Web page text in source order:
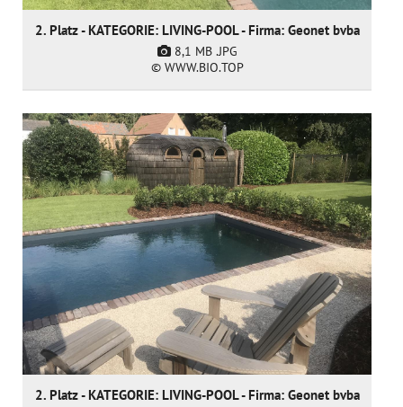
2. Platz - KATEGORIE: LIVING-POOL - Firma: Geonet bvba
8,1 MB .JPG
© WWW.BIO.TOP
2. Platz - KATEGORIE: LIVING-POOL - Firma: Geonet bvba